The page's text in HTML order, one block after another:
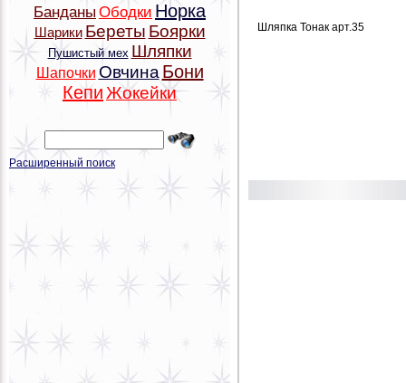
Банданы Ободки Норка
Шарики Береты Боярки
Пушистый мех Шляпки
Шапочки Овчина Бони
Кепи Жокейки
Расширенный поиск
Шляпка Тонак арт.35